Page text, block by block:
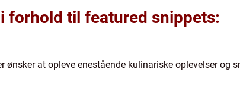
forhold til featured snippets:
ønsker at opleve enestående kulinariske oplevelser og